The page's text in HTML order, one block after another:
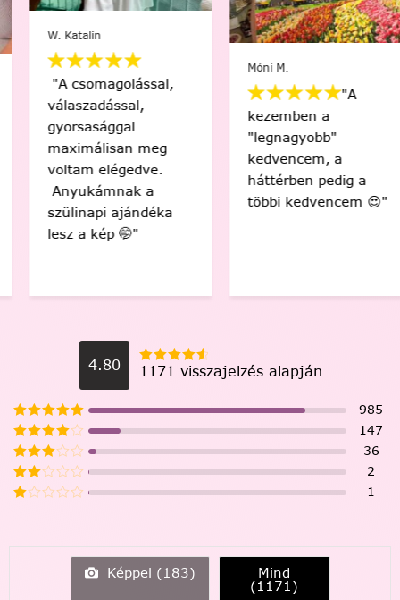
W. Katalin
"A csomagolással,
válaszadással,
gyorsasággal
maximálisan meg
voltam elégedve.
Anyukámnak a
szülinapi ajándéka
lesz a kép 🤭"
Móni M.
"A
kezemben a
"legnagyobb"
kedvencem, a
háttérben pedig a
többi kedvencem 😍"
4.80 1171 visszajelzés alapján
985
147
36
2
1
Képpel (183) Mind
(1171)